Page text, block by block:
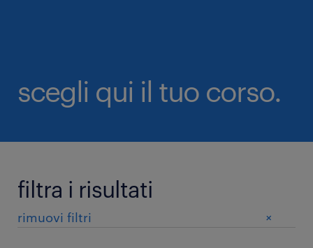
scegli qui il tuo corso.
filtra i risultati
rimuovi filtri +